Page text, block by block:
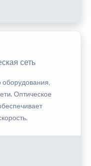
сеть
Оптическое